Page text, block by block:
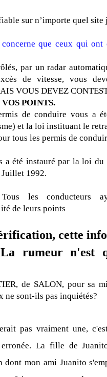
sur n’importe quel
que ceux qui
par un radar
de vitesse, vous
VOUS DEVEZ
POINTS.
de conduire vous a
et la loi instituant le
tous les permis de
a été instauré par la loi
1992.
les conducteurs
de leurs points
cette
rumeur n'est
de SALON, pour sa
ne sont-ils pas inquiétés?
pas vraiment une,
La fille de
dont mon ami Juanito